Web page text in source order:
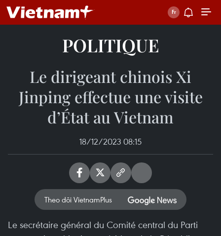
POLITIQUE
Le dirigeant chinois Xi
Jinping effectue une visite
d’État au Vietnam
18/12/2023 08:15
Theo dõi VietnamPlus
Le secrétaire général du Comité central du Parti